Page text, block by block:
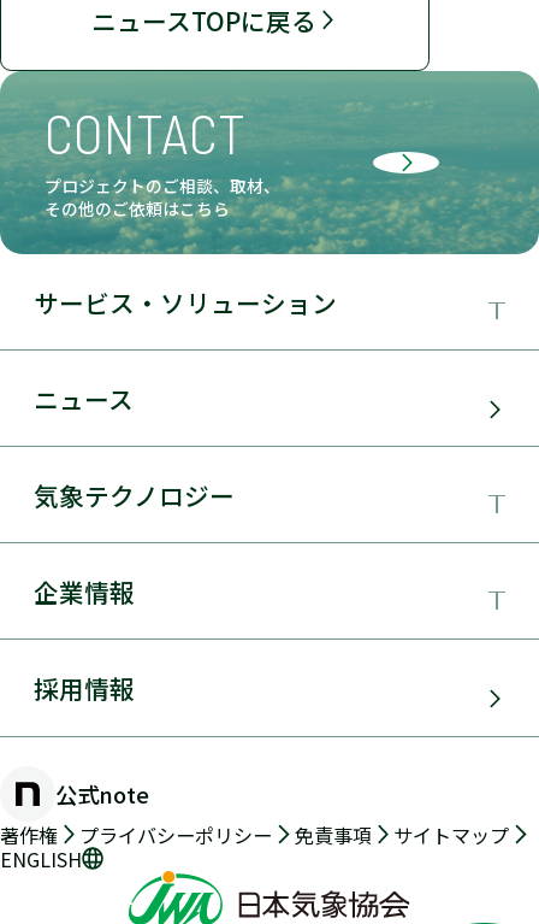
ニュースTOPに戻る
CONTACT
プロジェクトのご相談、取材、
その他のご依頼はこちら
サービス・ソリューション
サービス・ソリューション
太陽光発電
環境アセスメント
防災・危機管理・気候変動対策
交通（道路・鉄道・航空・船舶）
ニュース
気象テクノロジー
気象テクノロジー
総合数値気象予測システムSYNFOS
物理学的手法とAIを用いた日射量の短時間予測
手法の開発
2年先長期気象予測
企業情報
日本気象協会とは
組織概要
沿革
採用情報
公式note
著作権 プライバシーポリシー 免責事項
サイトマップ
ENGLISH